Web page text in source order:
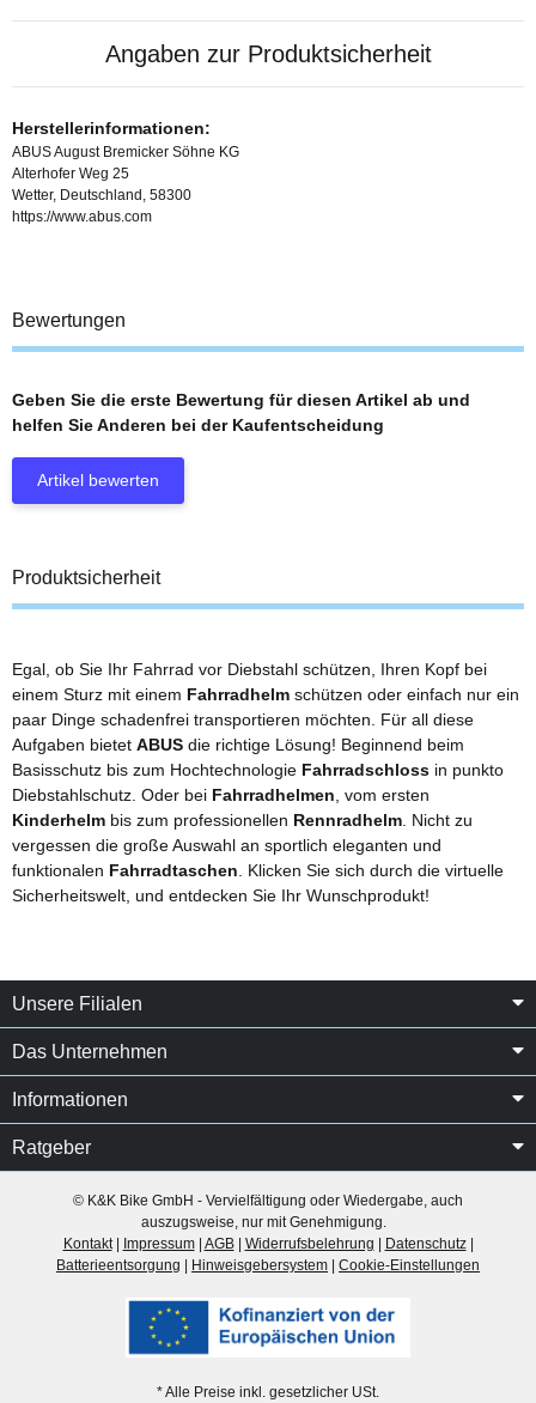
Angaben zur Produktsicherheit
Herstellerinformationen:
ABUS August Bremicker Söhne KG
Alterhofer Weg 25
Wetter, Deutschland, 58300
https://www.abus.com
Bewertungen
Geben Sie die erste Bewertung für diesen Artikel ab und
helfen Sie Anderen bei der Kaufentscheidung
Artikel bewerten
Produktsicherheit
Egal, ob Sie Ihr Fahrrad vor Diebstahl schützen, Ihren Kopf bei
einem Sturz mit einem Fahrradhelm schützen oder einfach nur ein
paar Dinge schadenfrei transportieren möchten. Für all diese
Aufgaben bietet ABUS die richtige Lösung! Beginnend beim
Basisschutz bis zum Hochtechnologie Fahrradschloss in punkto
Diebstahlschutz. Oder bei Fahrradhelmen , vom ersten
Kinderhelm bis zum professionellen Rennradhelm . Nicht zu
vergessen die große Auswahl an sportlich eleganten und
funktionalen Fahrradtaschen . Klicken Sie sich durch die virtuelle
Sicherheitswelt, und entdecken Sie Ihr Wunschprodukt!
Unsere Filialen
Das Unternehmen
Informationen
Ratgeber
© K&K Bike GmbH - Vervielfältigung oder Wiedergabe, auch
auszugsweise, nur mit Genehmigung.
Kontakt| Impressum| AGB| Widerrufsbelehrung Datenschutz|
Batterieentsorgung
Hinweisgebersystem Cookie-Einstellungen
* Alle Preise inkl. gesetzlicher USt.